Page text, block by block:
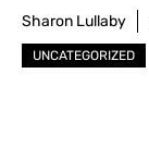
Sharon Lullaby
UNCATEGORIZED